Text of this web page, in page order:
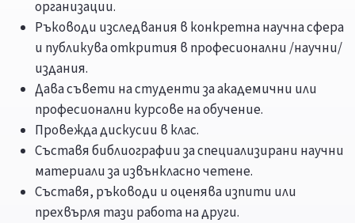
организации.
Ръководи изследвания в конкретна научна сфера
и публикува открития в професионални /научни/
издания.
Дава съвети на студенти за академични или
професионални курсове на обучение.
Провежда дискусии в клас.
Съставя библиографии за специализирани научни
материали за извънкласно четене.
Съставя, ръководи и оценява изпити или
прехвърля тази работа на други.